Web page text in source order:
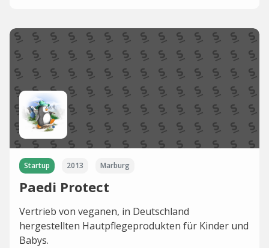
Startup 2013 Marburg
Paedi Protect
Vertrieb von veganen, in Deutschland
hergestellten Hautpflegeprodukten für Kinder und
Babys.